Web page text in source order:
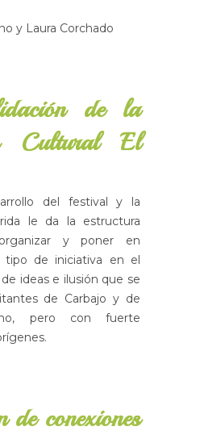
y Laura Corchado
de la
Cultural El
del festival y la
le da la estructura
y poner en
tipo de iniciativa en el
ideas e ilusión que se
de Carbajo y de
pero con fuerte
de conexiones